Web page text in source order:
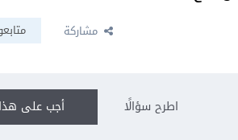
مشاركة
أجب على اطرح سؤالًا